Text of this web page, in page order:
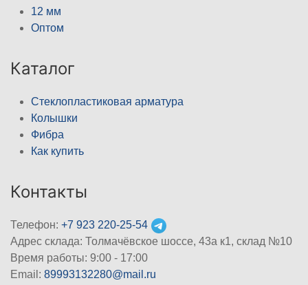
12 мм
Оптом
Каталог
Стеклопластиковая арматура
Колышки
Фибра
Как купить
Контакты
Телефон: +7 923 220-25-54
Адрес склада: Толмачёвское шоссе, 43а к1, склад №10
Время работы: 9:00 - 17:00
Email: 89993132280@mail.ru